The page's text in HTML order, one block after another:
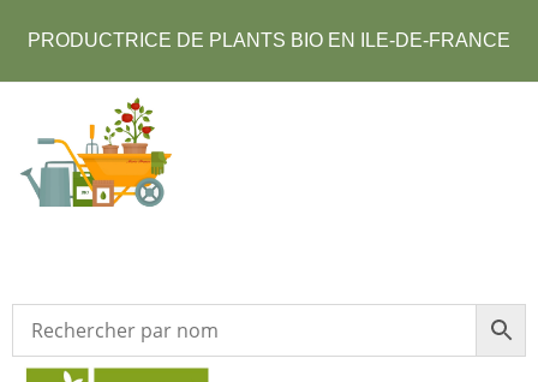
PRODUCTRICE DE PLANTS BIO EN ILE-DE-FRANCE​